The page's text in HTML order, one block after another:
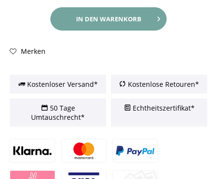
IN DEN WARENKORB
Merken
Kostenloser Versand* Kostenlose Retouren*
50 Tage
Umtauschrecht*
Echtheitszertifikat*